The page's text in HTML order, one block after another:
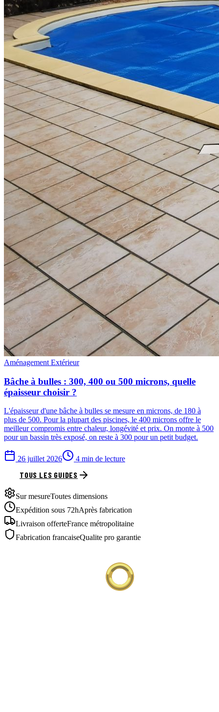
Aménagement Extérieur
Bâche à bulles : 300, 400 ou 500 microns, quelle
épaisseur choisir ?
L'épaisseur d'une bâche à bulles se mesure en microns, de 180 à
plus de 500. Pour la plupart des piscines, le 400 microns offre le
meilleur compromis entre chaleur, longévité et prix. On monte à 500
pour un bassin très exposé, on reste à 300 pour un petit budget.
26 juillet 2026 4 min de lecture
TOUS LES GUIDES
Sur mesureToutes dimensions
Expédition sous 72hAprès fabrication
Livraison offerteFrance métropolitaine
Fabrication francaiseQualite pro garantie